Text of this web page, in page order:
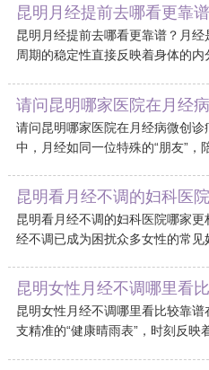
昆明月经提前去哪看更靠谱
昆明月经提前去哪看更靠谱？月
周期的稳定性直接反映着身体的
请问昆明哪家医院在月经
请问昆明哪家医院在月经病微创
中，月经如同一位特殊的“朋友”，
昆明看月经不调的妇科医
昆明看月经不调的妇科医院哪家
经不调已成为困扰众多女性的常
昆明女性月经不调哪里看
昆明女性月经不调哪里看比较靠
支精准的“健康晴雨表”，时刻反映